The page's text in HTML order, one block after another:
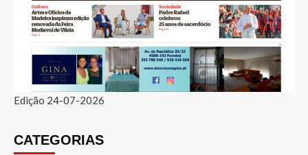
Edição 24-07-2026
CATEGORIAS